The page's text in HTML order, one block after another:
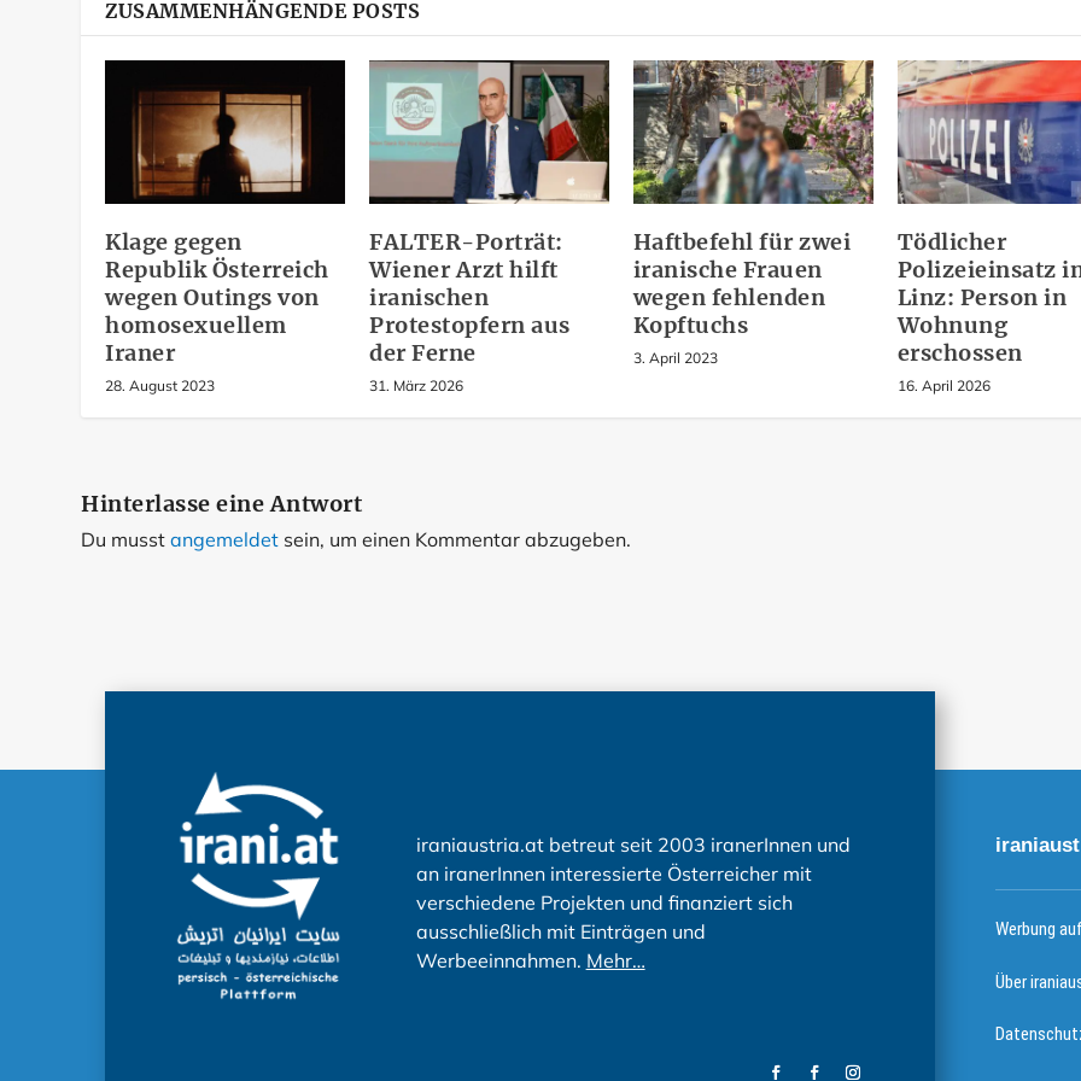
ZUSAMMENHÄNGENDE POSTS
Klage gegen
Republik Österreich
wegen Outings von
homosexuellem
Iraner
28. August 2023
FALTER-Porträt:
Wiener Arzt hilft
iranischen
Protestopfern aus
der Ferne
31. März 2026
Haftbefehl für zwei
iranische Frauen
wegen fehlenden
Kopftuchs
3. April 2023
Tödlicher
Polizeieinsatz
Linz: Person in
Wohnung
erschossen
16. April 2026
Hinterlasse eine Antwort
Du musstangemeldet sein, um einen Kommentar abzugeben.
iraniaustria.at betreut seit 2003 iranerInnen und
an iranerInnen interessierte Österreicher mit
verschiedene Projekten und finanziert sich
ausschließlich mit Einträgen und
Werbeeinnahmen. Mehr…
Werbung
Über